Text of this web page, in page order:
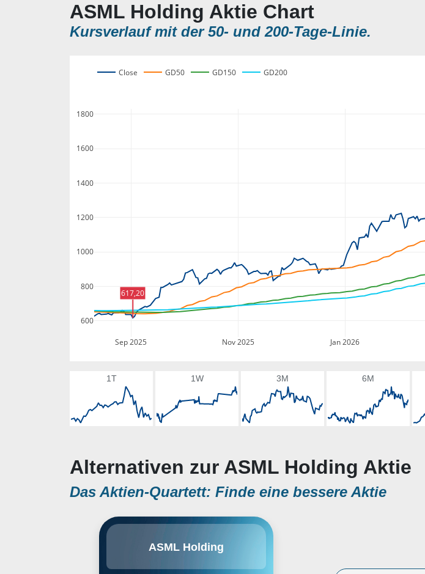
ASML Holding Aktie Chart
Kursverlauf mit der 50- und 200-Tage-Linie.
Sep 2025 Nov 2025 Jan 2026
600
800
1000
1200
1400
1600
1800
Close GD50 GD150 GD200
617,20
1T 1W 3M 6M
Alternativen zur ASML Holding Aktie
Das Aktien-Quartett: Finde eine bessere Aktie
ASML Holding
Sitz ist in den Niederlanden. Das
Fotolithografiesystemen für die